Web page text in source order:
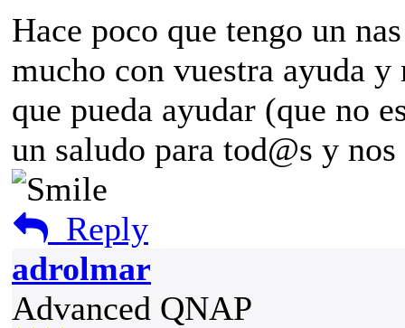
Hace poco que tengo un
mucho con vuestra ayuda
que pueda ayudar (que no
un saludo para tod@s y
Reply
adrolmar
Advanced QNAP